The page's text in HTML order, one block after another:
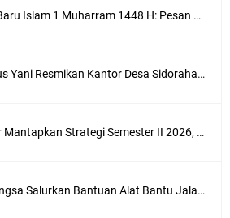
Selamat Tahun Baru Islam 1 Muharram 1448 H: Pesan Hijrah Drs. H. Husnul Aqib, M.M. untuk Negeri
Bupati Gresik Gus Yani Resmikan Kantor Desa Sidoraharjo: Simbol Komitmen Pelayanan Publik dan Kepedulian Sosial
FOZ Jawa Timur Mantapkan Strategi Semester II 2026, Fokus pada Penguatan SDM Amil dan Kolaborasi BerdampakNarasi
Media Peduli Bangsa Salurkan Bantuan Alat Bantu Jalan untuk Lansia